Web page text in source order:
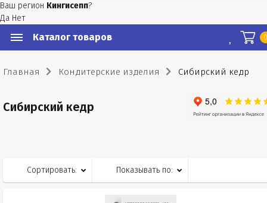
Ваш регион Кингисепп?
Да Нет
Каталог товаров
Главная Кондитерские изделия Сибирский кедр
Сибирский кедр
Сортировать: Показывать по: